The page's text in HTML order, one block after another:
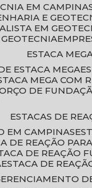
EM
E
EM
GEOTECNIA
ESTACA
ESTACA MEGA
MEGA COM
DE
ESTACAS DE
EM CAMPINAS
DE REAÇÃO
DE REAÇÃO
ESTACA DE
GERENCIAMENTO